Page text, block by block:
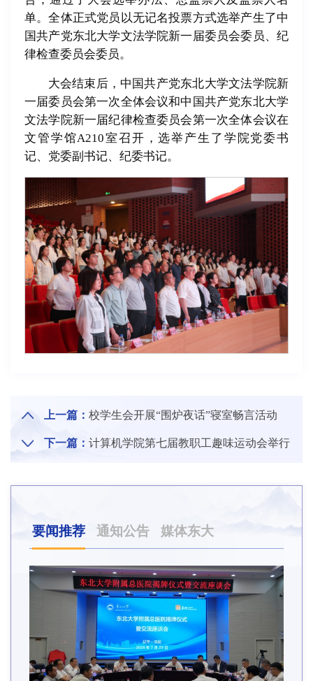
单。全体正式党员以无记名投票方式选举产生了中
国共产党东北大学文法学院新一届委员会委员、纪
律检查委员会委员。
大会结束后，中国共产党东北大学文法学院新
一届委员会第一次全体会议和中国共产党东北大学
文法学院新一届纪律检查委员会第一次全体会议在
文管学馆A210室召开，选举产生了学院党委书
记、党委副书记、纪委书记。
上一篇： 校学生会开展“围炉夜话”寝室畅言活动
下一篇： 计算机学院第七届教职工趣味运动会举行
要闻推荐 通知公告 媒体东大